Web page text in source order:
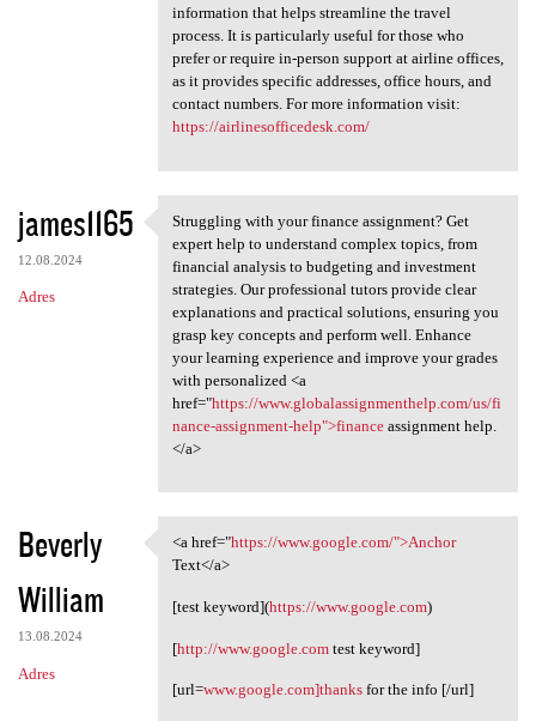
information that helps streamline the travel
process. It is particularly useful for those who
prefer or require in-person support at airline offices,
as it provides specific addresses, office hours, and
contact numbers. For more information visit:
https://airlinesofficedesk.com/
james1165
12.08.2024
Adres
Struggling with your finance
Struggling with your finance assignment? Get
expert help to understand complex topics, from
financial analysis to budgeting and investment
strategies. Our professional tutors provide clear
explanations and practical solutions, ensuring you
grasp key concepts and perform well. Enhance
your learning experience and improve your grades
with personalized <a
href="https://www.globalassignmenthelp.com/us/fi
nance-assignment-help">financeassignment help.
</a>
Beverly
William
13.08.2024
Adres
<a href="https://www.google
<a href="https://www.google.com/">Anchor
Text</a>
[test keyword](https://www.google.com)
[http://www.google.comtest keyword]
[url=www.google.com]thanksfor the info [/url]